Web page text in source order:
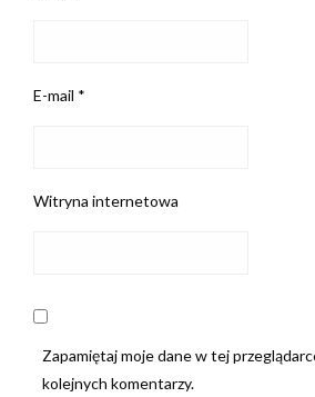
E-mail *
Witryna internetowa
Zapamiętaj moje dane w tej
kolejnych komentarzy.